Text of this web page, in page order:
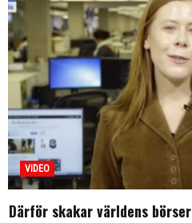
VIDEO
Därför skakar världens börser